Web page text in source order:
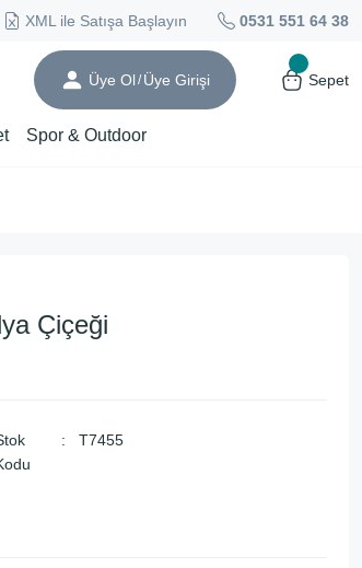
XML ile Satışa Başlayın 0531 551 64 38
Üye Ol/ Üye Girişi Sepet
Spor & Outdoor
Çiçeği
T7455